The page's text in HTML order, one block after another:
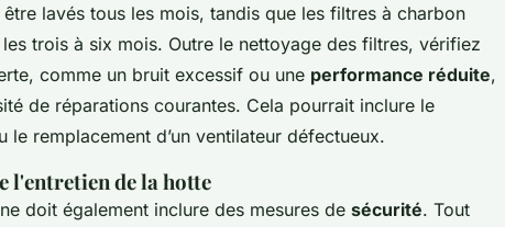
lavés tous les mois, tandis que les filtres à charbon
trois à six mois. Outre le nettoyage des filtres, vérifiez
comme un bruit excessif ou une performance réduite,
de réparations courantes. Cela pourrait inclure le
le remplacement d’un ventilateur défectueux.
l'entretien de la hotte
doit également inclure des mesures de sécurité. Tout